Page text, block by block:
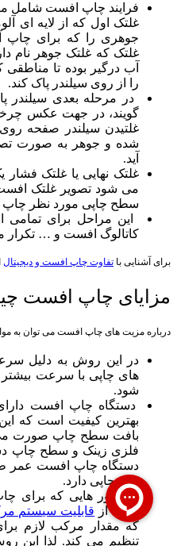
فرایند چاپ افست شامل
غلتک اول که از لایه ای
جوهری را که برای چاپ
غلتک که غلتک جوهر نام
آب درگیر بوده تا مناطقی
را از روی سیلندر پاک کند.
در مرحله بعدی سیلندر
گویند، در جهت عکس چرخش
غلتیدن سیلندر صفحه
شده و جوهر به صورت
آید.
غلتک نهایی یا غلتک
می شود تصویر غلتک
سطح چاپی مورد نظر چاپ
این مراحل برای تمامی
کاتالوگ افست و … تکرار
برای آشنایی با تفاوت چاپ افست و دیجیتال
مزایای چاپ افست
درباره مزیت های چاپ افست می توان به
در این روش به دلیل
های چاپی با سرعت بیشتر
شود.
دستگاه چاپ افست
بهترین کیفیت است که این
بافت سطح چاپ صورت می
فلزی زینک و سطح چاپ
دستگاه چاپ افست عمر
های چاپی دارد.
سنسور هایی که برای
گیرند از قابلیت سیستم
که مقدار مرکب لازم
تنظیم می کند. لذا